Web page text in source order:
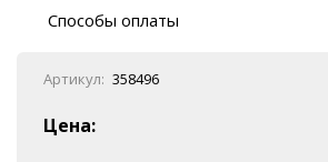
“BlaBlaCar” (по ЮФО)
Способы оплаты
Наличные
Эквайринг
Артикул: 358496
Цена: